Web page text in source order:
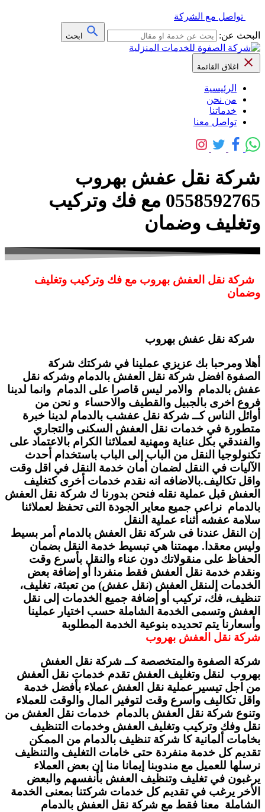
تواصل مع الشركة
البحث عن:
ابحث
اغلاق القائمة
الرئيسية
من نحن
خدماتنا
تواصل معنا
شركة نقل عفش بهروب
0558592765 مع فك وتركيب
وتغليف وضمان
شركة نقل العفش بهروب مع فك وتركيب وتغليف
وضمان
شركة نقل عفش بهروب
أهلا ومرحبا بك عزيزي عملينا في شركتك شركة
الصفوة افضل شركة نقل العفش بالدمام وشركه نقل
عفش بالدمام والامر ليس قاصرا على الدمام وانما لدينا
فروع اخرى بالجبيل والقطيف والاحساء و نحن من
أوائل الناس كــ شركة نقل عفشب بالدمام لدينا خبرة
متطورة في خدمات نقل العفش السكنى والتجاري
والفندقي بكل عناية ومهنية لعملائنا الكرام بالاعتماد على
تكنولوجيا النقل من الباب إلى الباب باستخدام أحدث
الآليات في النقل لضمان أمان خدمة النقل في اقل وقت
واقل تكاليف.بالاضافه انه نقدم خدمات أخرى كتغليف
العفش قبل عملية نقله فنحن بدورنا ك شركة نقل العفش
بالدمام نراعى جميع معاير الجودة التى تحفظ لعملائنا
سلامة عفشه أثناء عملية النقل
إن النقل عندنا فى شركة نقل العفش بالدمام أمر بسيط
وليس معقدا. مهمتنا هي تبسيط خدمة النقل بضمان
الحفاظ على منقولاتك دون عناء والنقل بأسرع وقت
ونقدم خدمة نقل العفش فقط منفردا أو إضافة بعض
الخدمات إلىنقل العفش (نقل عفش) من تعبئة، تغليف،
تنظيف، فك، تركيب أو إضافة جميع الخدمات إلى نقل
العفش وتسمى الخدمة الشاملة حسب اختيار عملينا
وأسعارنا يتم تحديده بنوعية الخدمة المطلوبة
شركة نقل العفش بهروب
شركة الصفوة والمتخصصة كــ شركة نقل العفش
بهروب لنقل وتغليف العفش تقدم خدمات نقل العفش
من اجل تيسير عملية نقل العفش عملاء بأفضل خدمة
واقل تكاليف وأسرع وقت لتوفير المال والوقت للعملاء
وتنوع شركة نقل العفش بالدمام خدمات نقل العفش من
نقل وفك وتركيب وتغليف العفش وخدمات التنظيف
بخامات ألمانية كا شركة تنظيف بالدمام من الممكن
تقديم كل خدمة منفردة حتى خامات التغليف والتنظيف
نرسلها للعميل مع مندوبنا إيمانا منا إن بعض العملاء
يرغبون في تغليف وتنظيف العفش بأنفسهم والبعض
الأخر يرغب في تقديم كل خدمات شركتنا بمعنى الخدمة
الشاملة معنا فقط مع شركة نقل العفش بالدمام